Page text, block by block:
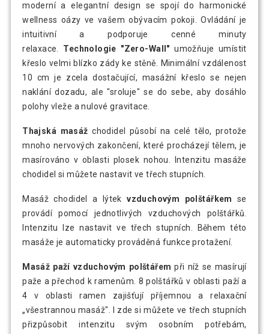
moderní a elegantní design se spojí do harmonické
wellness oázy ve vašem obývacím pokoji. Ovládání je
intuitivní a podporuje cenné minuty
relaxace. Technologie "Zero-Wall" umožňuje umístit
křeslo velmi blízko zády ke stěně. Minimální vzdálenost
10 cm je zcela dostačující, masážní křeslo se nejen
naklání dozadu, ale "sroluje" se do sebe, aby dosáhlo
polohy vleže a nulové gravitace.
Thajská masáž chodidel působí na celé tělo, protože
mnoho nervových zakončení, které procházejí tělem, je
masírováno v oblasti plosek nohou. Intenzitu masáže
chodidel si můžete nastavit ve třech stupních.
Masáž chodidel a lýtekvzduchovým polštářkem
se
provádí pomocí jednotlivých vzduchových polštářků.
Intenzitu lze nastavit ve třech stupních. Během této
masáže je automaticky prováděná funkce protažení.
Masáž paží vzduchovým polštářempři níž se masírují
paže a přechod k ramenům. 8 polštářků v oblasti paží a
4 v oblasti ramen zajišťují příjemnou a relaxační
„všestrannou masáž". I zde si můžete ve třech stupních
přizpůsobit intenzitu svým osobním potřebám,